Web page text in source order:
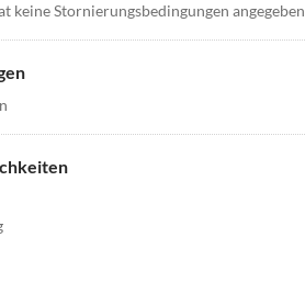
keine Stornierungsbedingungen angegeben